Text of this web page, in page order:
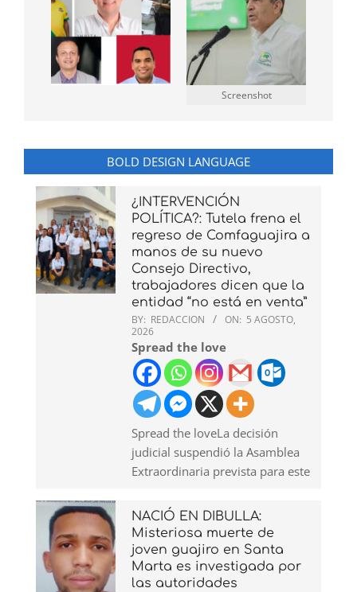
Screenshot
BOLD DESIGN LANGUAGE
¿INTERVENCIÓN
POLÍTICA?: Tutela frena el
regreso de Comfaguajira a
manos de su nuevo
Consejo Directivo,
trabajadores dicen que la
entidad “no está en venta”
BY: REDACCION ON: 5 AGOSTO,
2026
Spread the love
Spread the loveLa decisión
judicial suspendió la Asamblea
Extraordinaria prevista para este
NACIÓ EN DIBULLA:
Misteriosa muerte de
joven guajiro en Santa
Marta es investigada por
las autoridades